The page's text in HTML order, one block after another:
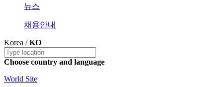
뉴스
채용안내
Korea /KO
Choose country and language
World Site